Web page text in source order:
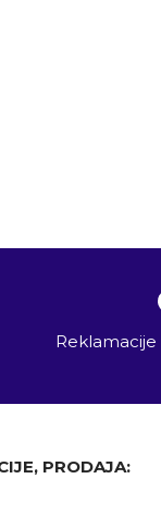
Reklamacije
PRODAJA: